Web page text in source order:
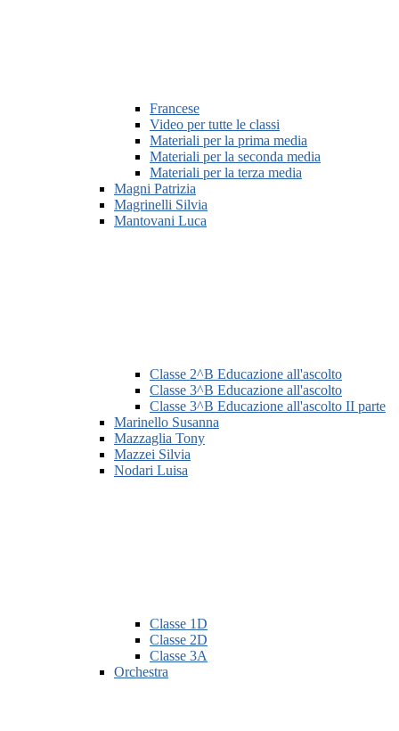
Francese
Video per tutte le classi
Materiali per la prima media
Materiali per la seconda media
Materiali per la terza media
Magni Patrizia
Magrinelli Silvia
Mantovani Luca
Classe 2^B Educazione all'ascolto
Classe 3^B Educazione all'ascolto
Classe 3^B Educazione all'ascolto II parte
Marinello Susanna
Mazzaglia Tony
Mazzei Silvia
Nodari Luisa
Classe 1D
Classe 2D
Classe 3A
Orchestra